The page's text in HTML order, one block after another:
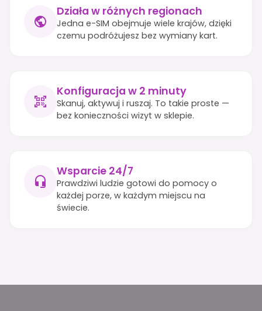
Działa w różnych regionach
Jedna e-SIM obejmuje wiele krajów, dzięki
czemu podróżujesz bez wymiany kart.
Konfiguracja w 2 minuty
Skanuj, aktywuj i ruszaj. To takie proste —
bez konieczności wizyt w sklepie.
Wsparcie 24/7
Prawdziwi ludzie gotowi do pomocy o
każdej porze, w każdym miejscu na
świecie.